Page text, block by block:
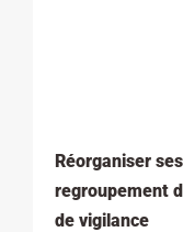
Réorganiser
regroupement
de vigilance